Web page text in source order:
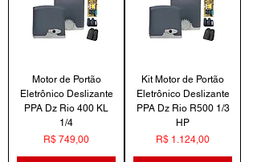
Motor de Portão
Eletrônico Deslizante
PPA Dz Rio 400 KL
1/4
Preço
R$ 749,00
Kit Motor de Portão
Eletrônico Deslizante
PPA Dz Rio R500 1/3
HP
Preço
R$ 1.124,00